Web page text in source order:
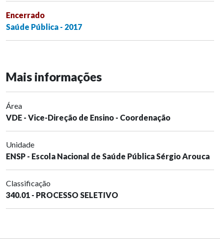
Encerrado
Saúde Pública - 2017
Mais informações
Área
VDE - Vice-Direção de Ensino - Coordenação
Unidade
ENSP - Escola Nacional de Saúde Pública Sérgio Arouca
Classificação
340.01 - PROCESSO SELETIVO